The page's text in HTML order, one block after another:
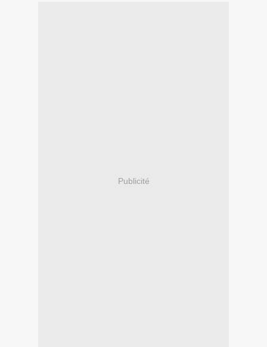
Publicité